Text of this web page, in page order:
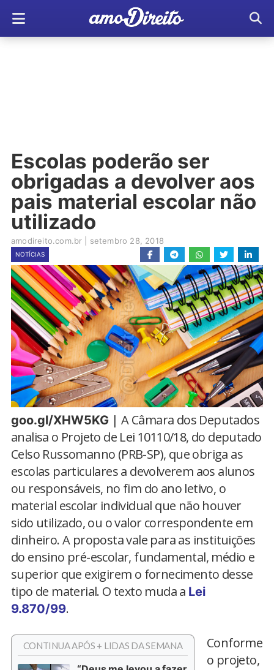
Escolas poderão ser
obrigadas a devolver aos
pais material escolar não
utilizado
amodireito.com.br setembro 28, 2018
NOTÍCIAS
goo.gl/XHW5KG | A Câmara dos Deputados
analisa o Projeto de Lei 10110/18, do deputado
Celso Russomanno (PRB-SP), que obriga as
escolas particulares a devolverem aos alunos
ou responsáveis, no fim do ano letivo, o
material escolar individual que não houver
sido utilizado, ou o valor correspondente em
dinheiro. A proposta vale para as instituições
do ensino pré-escolar, fundamental, médio e
superior que exigirem o fornecimento desse
tipo de material. O texto muda a Lei
9.870/99.
CONTINUA APÓS + LIDAS DA SEMANA
Conforme
o projeto,